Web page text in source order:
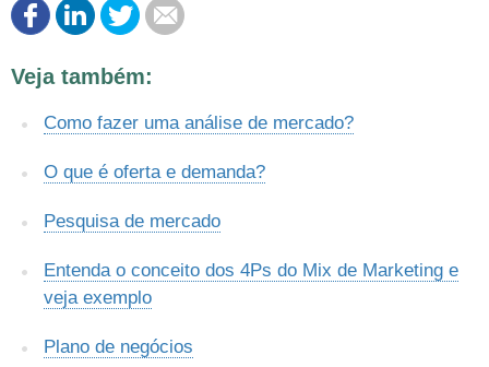
Este conteúdo contém informação incorreta
Este conteúdo não tem a informação que procuro
Outro
Veja também:
Como fazer uma análise de mercado?
O que é oferta e demanda?
Pesquisa de mercado
Entenda o conceito dos 4Ps do Mix de Marketing e
veja exemplo
Plano de negócios